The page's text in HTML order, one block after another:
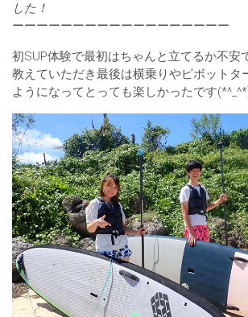
した！
ーーーーーーーーーーーーーーーーーー
初SUP体験で最初はちゃんと立てるか不安
教えていただき最後は横乗りやピボットタ
ようになってとっても楽しかったです